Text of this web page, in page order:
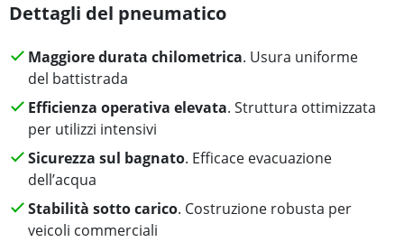
Dettagli del pneumatico
Maggiore durata chilometrica. Usura uniforme
del battistrada
Efficienza operativa elevata. Struttura ottimizzata
per utilizzi intensivi
Sicurezza sul bagnato. Efficace evacuazione
dell’acqua
Stabilità sotto carico. Costruzione robusta per
veicoli commerciali